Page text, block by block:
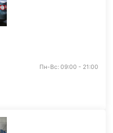
Пн-Вс: 09:00 - 21:00